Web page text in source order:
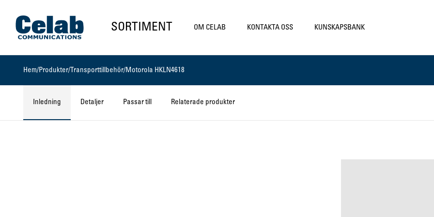
Gå till startsidan
SORTIMENT OM CELAB KONTAKTA OSS KUNSKAPSBANK
Hem/Produkter/ Transporttillbehör/ Motorola HKLN4618
Inledning Detaljer Passar till Relaterade produkter